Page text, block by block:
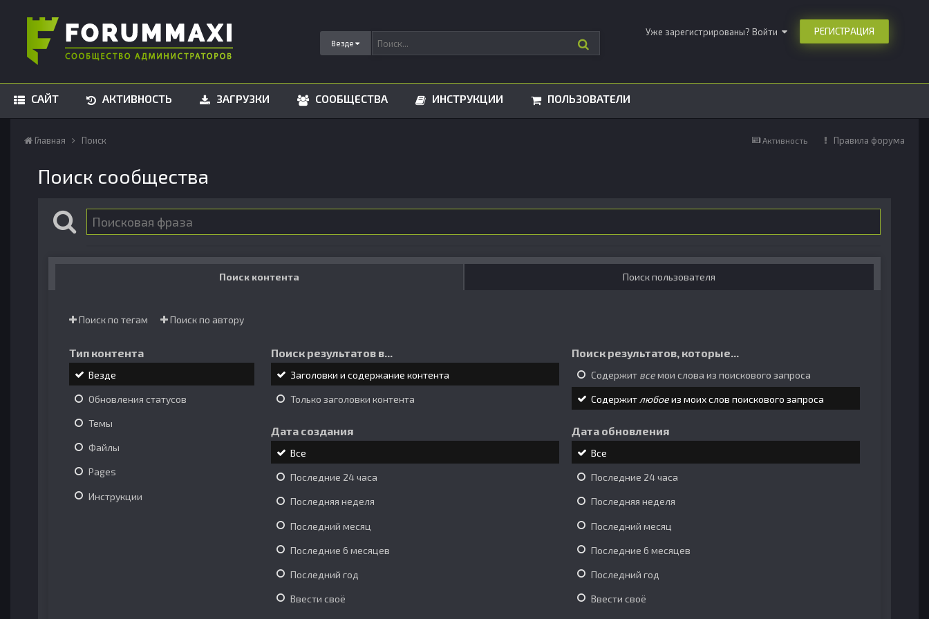
Везде
Уже зарегистрированы? Войти РЕГИСТРАЦИЯ
САЙТ АКТИВНОСТЬ ЗАГРУЗКИ СООБЩЕСТВА ИНСТРУКЦИИ ПОЛЬЗОВАТЕЛИ
Активность Правила форума
Главная Поиск
Поиск сообщества
Поиск контента Поиск пользователя
Поиск по тегам Поиск по автору
Тип контента
Везде
Обновления статусов
Темы
Файлы
Pages
Инструкции
Поиск результатов в...
Заголовки и содержание контента
Только заголовки контента
Поиск результатов, которые...
Содержит всемои слова из поискового запроса
Содержит любоеиз моих слов поискового запроса
Дата создания
Все
Последние 24 часа
Последняя неделя
Последний месяц
Последние 6 месяцев
Последний год
Ввести своё
Дата обновления
Все
Последние 24 часа
Последняя неделя
Последний месяц
Последние 6 месяцев
Последний год
Ввести своё